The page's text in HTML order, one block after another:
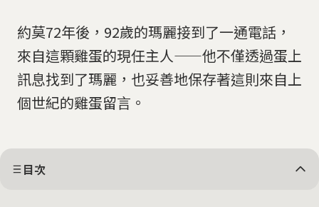
約莫72年後，92歲的瑪麗接到了一通電話，
來自這顆雞蛋的現任主人——他不僅透過蛋上
訊息找到了瑪麗，也妥善地保存著這則來自上
個世紀的雞蛋留言。
目次